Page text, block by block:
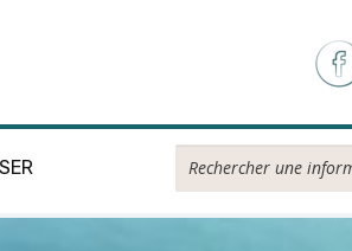
Rechercher...